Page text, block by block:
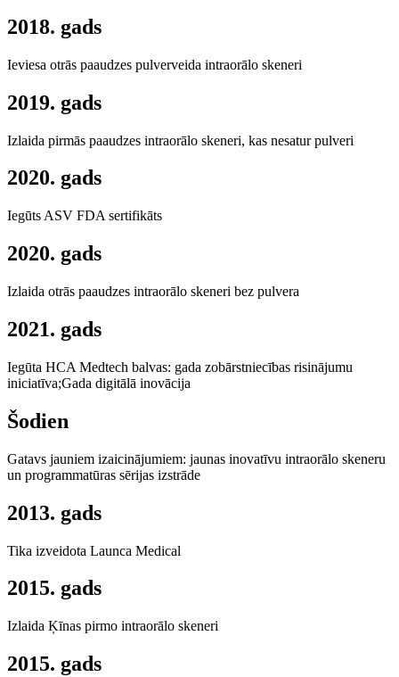
2018. gads
Ieviesa otrās paaudzes pulverveida intraorālo skeneri
2019. gads
Izlaida pirmās paaudzes intraorālo skeneri, kas nesatur pulveri
2020. gads
Iegūts ASV FDA sertifikāts
2020. gads
Izlaida otrās paaudzes intraorālo skeneri bez pulvera
2021. gads
Iegūta HCA Medtech balvas: gada zobārstniecības risinājumu
iniciatīva;Gada digitālā inovācija
Šodien
Gatavs jauniem izaicinājumiem: jaunas inovatīvu intraorālo skeneru
un programmatūras sērijas izstrāde
2013. gads
Tika izveidota Launca Medical
2015. gads
Izlaida Ķīnas pirmo intraorālo skeneri
2015. gads